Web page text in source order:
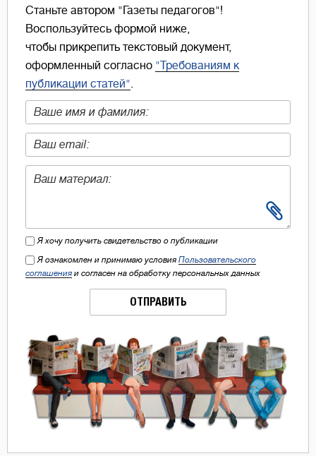
Станьте автором "Газеты педагогов"!
Воспользуйтесь формой ниже,
чтобы прикрепить текстовый документ,
оформленный согласно "Требованиям к
публикации статей"
Я хочу получить свидетельство о публикации
Я ознакомлен и принимаю условия Пользовательского
соглашения и согласен на обработку персональных данных
ОТПРАВИТЬ